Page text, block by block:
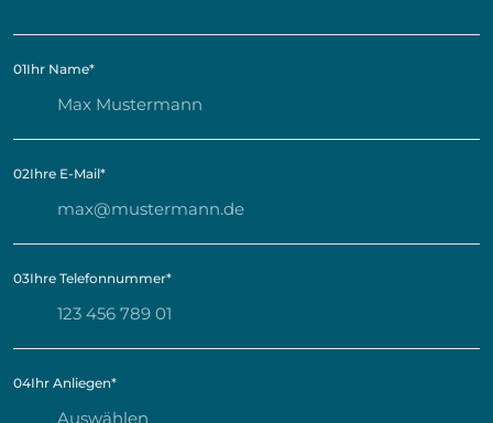
01Ihr Name*
02Ihre E-Mail*
03Ihre Telefonnummer*
04Ihr Anliegen*